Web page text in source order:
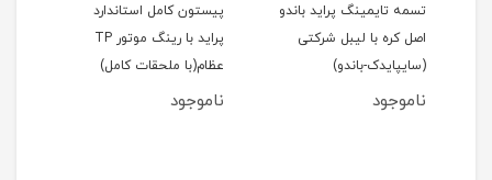
تسمه تایمینگ پراید باندو
اصل کره با لیبل شرکتی
(سایپایدک-باندو)
ناموجود
پیستون کامل استاندارد
پراید با رینگ موتور TP
عظام(با ملحقات کامل)
ناموجود